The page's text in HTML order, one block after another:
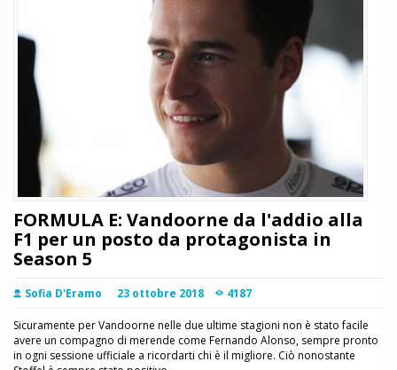
FORMULA E: Vandoorne da l'addio alla
F1 per un posto da protagonista in
Season 5
Sofia D'Eramo 23 ottobre 2018 4187
Sicuramente per Vandoorne nelle due ultime stagioni non è stato facile
avere un compagno di merende come Fernando Alonso, sempre pronto
in ogni sessione ufficiale a ricordarti chi è il migliore. Ciò nonostante